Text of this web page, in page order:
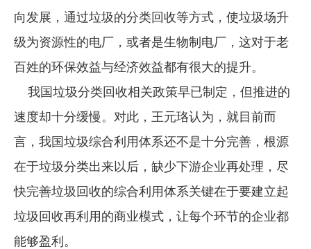
向发展，通过垃圾的分类回收等方式，使垃圾场升
级为资源性的电厂，或者是生物制电厂，这对于老
百姓的环保效益与经济效益都有很大的提升。
我国垃圾分类回收相关政策早已制定，但推进的
速度却十分缓慢。对此，王元珞认为，就目前而
言，我国垃圾综合利用体系还不是十分完善，根源
在于垃圾分类出来以后，缺少下游企业再处理，尽
快完善垃圾回收的综合利用体系关键在于要建立起
垃圾回收再利用的商业模式，让每个环节的企业都
能够盈利。